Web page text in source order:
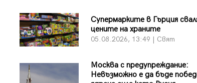
Супермарките в Гърция
цените на храните
05.08.2026, 13:49 | Свят
Москва с предупреждание:
Невъзможно е да бъде